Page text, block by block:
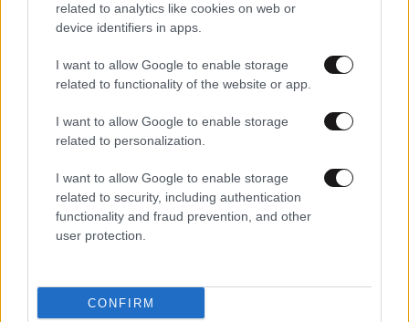
related to analytics like cookies on web or
device identifiers in apps.
I want to allow Google to enable storage
related to functionality of the website or app.
I want to allow Google to enable storage
related to personalization.
I want to allow Google to enable storage
related to security, including authentication
functionality and fraud prevention, and other
user protection.
CONFIRM
02·08·2022 08:32
Ομπάμα για τον θάνατο του ηγέτη της Αλ Κάιντα:
Ελπίζω ότι θα γαληνέψει τις οικογένειες των θυμάτων
της 11ης Σεπτεμβρίου